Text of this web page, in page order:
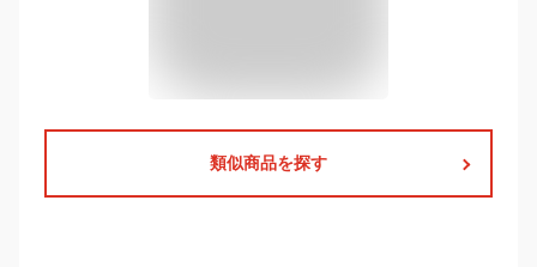
類似商品を探す